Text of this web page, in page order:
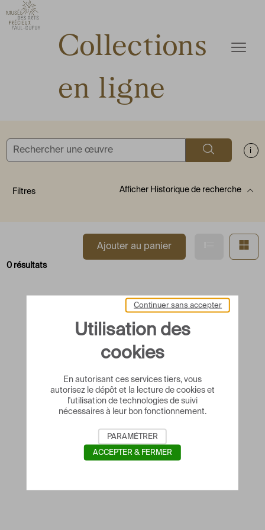
Accèder directement au contenu
Accèder directement au contenu
Collections
en ligne
Ouvrir
Rechercher
Filtres AfficherHistorique de recherche
0 résultats
Ajouter au panier Afficher
Utilisation des
cookies
En autorisant ces services tiers, vous
autorisez le dépôt et la lecture de cookies et
l'utilisation de technologies de suivi
nécessaires à leur bon fonctionnement.
Continuer sans accepter
PARAMÉTRER
ACCEPTER & FERMER